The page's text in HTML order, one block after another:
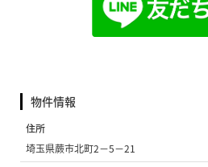
物件情報
住所
埼玉県蕨市北町2−5−21